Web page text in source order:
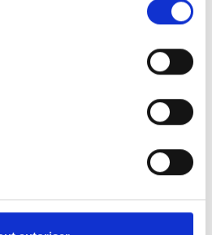
est une embase
offrant une fonction
Manual. Elle est
portable.